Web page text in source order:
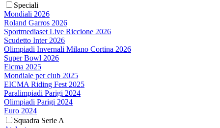
Speciali
Mondiali 2026
Roland Garros 2026
Sportmediaset Live Riccione 2026
Scudetto Inter 2026
Olimpiadi Invernali Milano Cortina 2026
Super Bowl 2026
Eicma 2025
Mondiale per club 2025
EICMA Riding Fest 2025
Paralimpiadi Parigi 2024
Olimpiadi Parigi 2024
Euro 2024
Squadra Serie A